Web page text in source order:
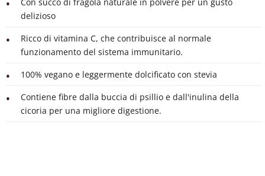
Con succo di fragola naturale in polvere per un gusto
delizioso
Ricco di vitamina C, che contribuisce al normale
funzionamento del sistema immunitario.
100% vegano e leggermente dolcificato con stevia
Contiene fibre dalla buccia di psillio e dall'inulina della
cicoria per una migliore digestione.